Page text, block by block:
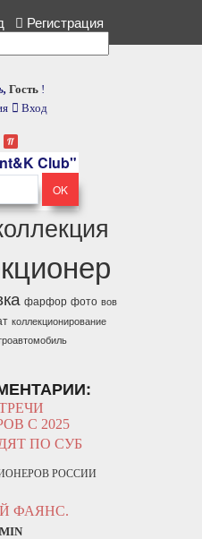
Регистрация
Гость !
Вход
Club"
фарфор фото вов
коллекционирование
С 2025
ПО СУБ
РОССИИ
ФАЯНС.